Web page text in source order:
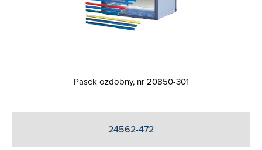
Pasek ozdobny, nr 20850-301
24562-472